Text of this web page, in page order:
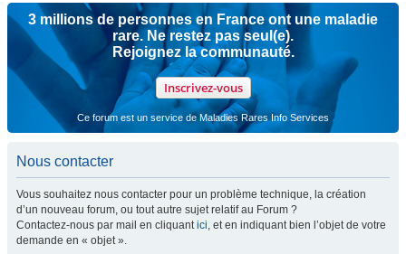
3 millions de personnes en France ont une maladie
rare. Ne restez pas seul(e).
Rejoignez la communauté.
Inscrivez-vous
Ce forum est un service de Maladies Rares Info Services
Nous contacter
Vous souhaitez nous contacter pour un problème technique, la création
d’un nouveau forum, ou tout autre sujet relatif au Forum ?
Contactez-nous par mail en cliquantici, et en indiquant bien l’objet de votre
demande en « objet ».